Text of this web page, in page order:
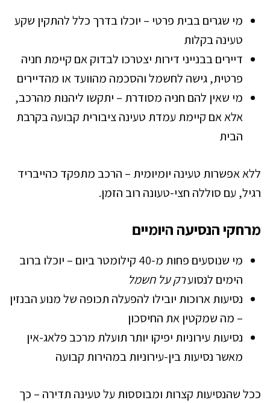
מי שגרים בבית פרטי – יוכלו בדרך כלל להתקין שקע
טעינה בקלות
דיירים בבנייני דירות יצטרכו לבדוק אם קיימת חניה
פרטית, גישה לחשמל והסכמה מהוועד או מהדיירים
מי שאין להם חניה מסודרת – יתקשו ליהנות מהרכב,
אלא אם קיימת עמדת טעינה ציבורית קבועה בקרבת
הבית
ללא אפשרות טעינה יומיומית – הרכב מתפקד כהייבריד
רגיל, עם סוללה חצי-טעונה רוב הזמן.
מרחקי הנסיעה היומיים
מי שנוסעים פחות מ-40 קילומטר ביום – יוכלו ברוב
הימים לנסוערק על חשמל
נסיעות ארוכות יובילו להפעלה תכופה של מנוע הבנזין
– מה שמקטין את החיסכון
נסיעות עירוניות יפיקו יותר תועלת מרכב פלאג-אין
מאשר נסיעות בין-עירוניות במהירות קבועה
ככל שהנסיעות קצרות ומבוססות על טעינה תדירה – כך